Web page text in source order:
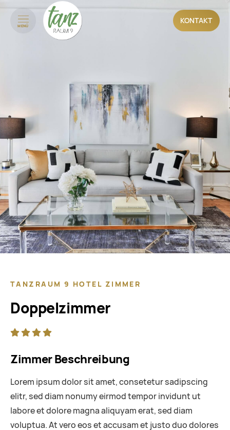
MENÜ
KONTAKT
TANZRAUM 9 HOTEL ZIMMER
Doppelzimmer
Zimmer Beschreibung
Lorem ipsum dolor sit amet, consetetur sadipscing
elitr, sed diam nonumy eirmod tempor invidunt ut
labore et dolore magna aliquyam erat, sed diam
voluptua. At vero eos et accusam et justo duo dolores